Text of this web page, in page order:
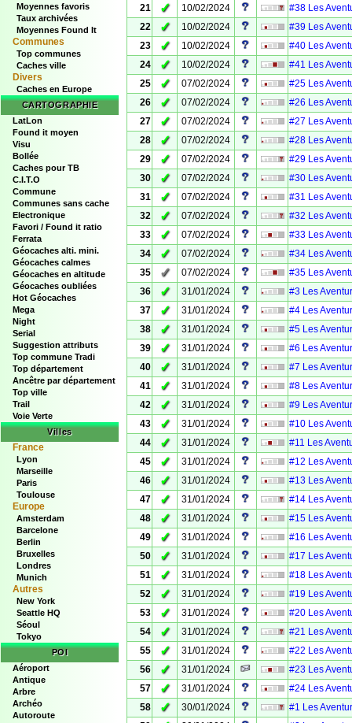
Moyennes favoris
Taux archivées
Moyennes Found It
Communes
Top communes
Caches ville
Divers
Caches en Europe
CARTOGRAPHIE
LatLon
Found it moyen
Visu
Bollée
Caches pour TB
C.I.T.O
Commune
Communes sans cache
Electronique
Favori / Found it ratio
Ferrata
Géocaches alti. mini.
Géocaches calmes
Géocaches en altitude
Géocaches oubliées
Hot Géocaches
Mega
Night
Serial
Suggestion attributs
Top commune Tradi
Top département
Ancêtre par département
Top ville
Trail
Voie Verte
Villes
France
Lyon
Marseille
Paris
Toulouse
Europe
Amsterdam
Barcelone
Berlin
Bruxelles
Londres
Munich
Autres
New York
Seattle HQ
Séoul
Tokyo
POI
Aéroport
Antique
Arbre
Archéo
Autoroute
21
✓ 10/02/2024
#38 Les
22
✓ 10/02/2024
#39 Les
23
✓ 10/02/2024
#40 Les
24
✓ 10/02/2024
#41 Les
25
✓ 07/02/2024
#25 Les
26
✓ 07/02/2024
#26 Les
27
✓ 07/02/2024
#27 Les
28
✓ 07/02/2024
#28 Les
29
✓ 07/02/2024
#29 Les
30
✓ 07/02/2024
#30 Les
31
✓ 07/02/2024
#31 Les
32
✓ 07/02/2024
#32 Les
33
✓ 07/02/2024
#33 Les
34
✓ 07/02/2024
#34 Les
35
✓ 07/02/2024
#35 Les
36
✓ 31/01/2024
#3 Les
37
✓ 31/01/2024
#4 Les
38
✓ 31/01/2024
#5 Les
39
✓ 31/01/2024
#6 Les
40
✓ 31/01/2024
#7 Les
41
✓ 31/01/2024
#8 Les
42
✓ 31/01/2024
#9 Les
43
✓ 31/01/2024
#10 Les
44
✓ 31/01/2024
#11 Les
45
✓ 31/01/2024
#12 Les
46
✓ 31/01/2024
#13 Les
47
✓ 31/01/2024
#14 Les
48
✓ 31/01/2024
#15 Les
49
✓ 31/01/2024
#16 Les
50
✓ 31/01/2024
#17 Les
51
✓ 31/01/2024
#18 Les
52
✓ 31/01/2024
#19 Les
53
✓ 31/01/2024
#20 Les
54
✓ 31/01/2024
#21 Les
55
✓ 31/01/2024
#22 Les
56
✓ 31/01/2024
#23 Les
57
✓ 31/01/2024
#24 Les
58
✓ 30/01/2024
#1 Les